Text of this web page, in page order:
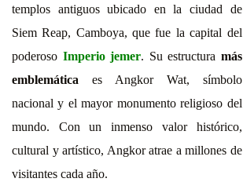
templos antiguos ubicado en la ciudad de
Siem Reap, Camboya, que fue la capital del
poderoso Imperio jemer. Su estructura más
emblemática es Angkor Wat, símbolo
nacional y el mayor monumento religioso del
mundo. Con un inmenso valor histórico,
cultural y artístico, Angkor atrae a millones de
visitantes cada año.